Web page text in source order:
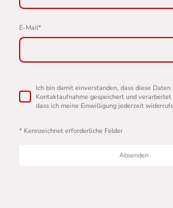
E-Mail*
Ich bin damit einverstanden, dass diese Daten
Kontaktaufnahme gespeichert und
dass ich meine Einwilligung jederzeit
* Kennzeichnet erforderliche Felder
Absenden